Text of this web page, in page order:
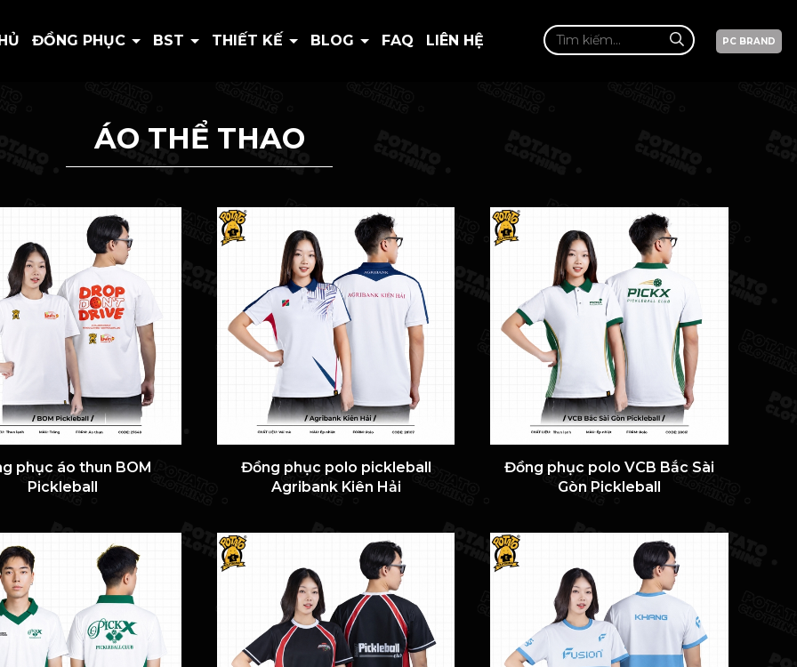
ĐỒNG PHỤC BST THIẾT KẾ BLOG FAQ LIÊN HỆ PC BRAND
ÁO THỂ THAO
phục áo thun BOM
Pickleball
Đồng phục polo pickleball
Agribank Kiên Hải
Đồng phục polo VCB Bắc Sài
Gòn Pickleball